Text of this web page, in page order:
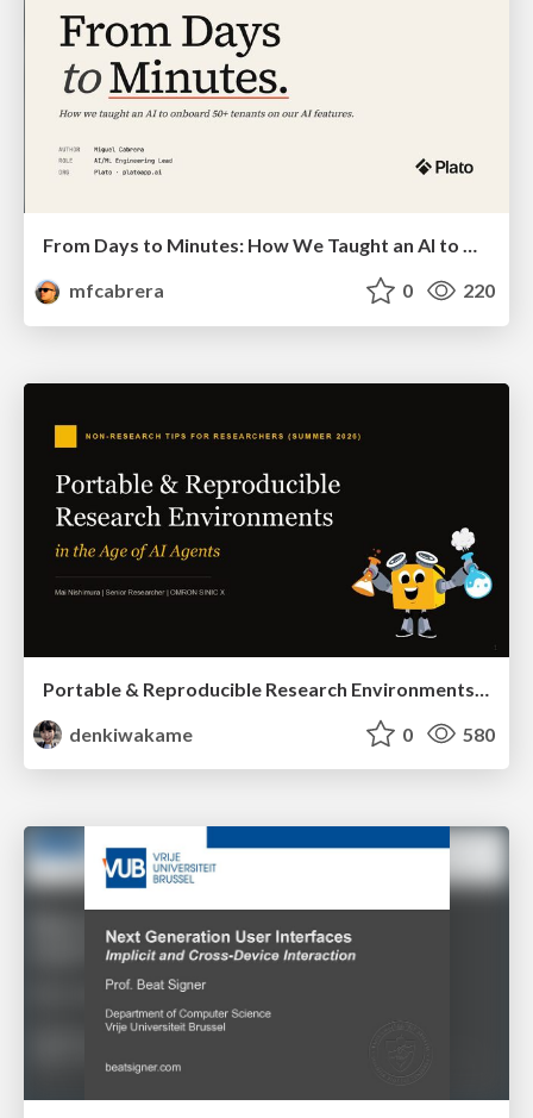
From Days to Minutes: How We Taught an AI to Onboard 50+ Tenants on our AI Features
mfcabrera
0 220
denkiwakame
0 580